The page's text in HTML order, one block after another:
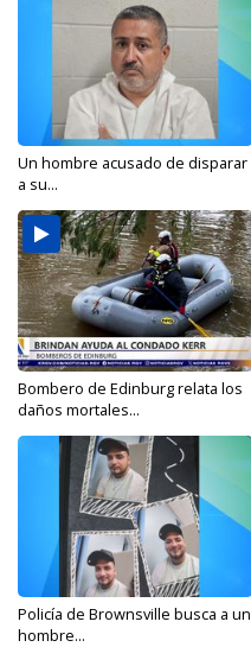
Un hombre acusado de disparar
a su...
Bombero de Edinburg relata los
daños mortales...
Policía de Brownsville busca a un
hombre...